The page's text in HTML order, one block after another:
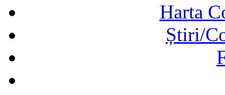
Harta
Știri/